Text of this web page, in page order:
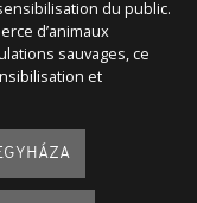
du public.
d’animaux
sauvages, ce
et